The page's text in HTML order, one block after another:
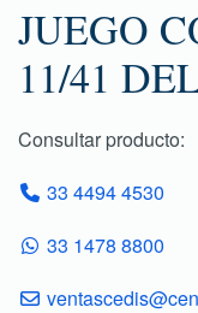
JUEGO
11/41
Consultar producto:
33 4494 4530
33 1478 8800